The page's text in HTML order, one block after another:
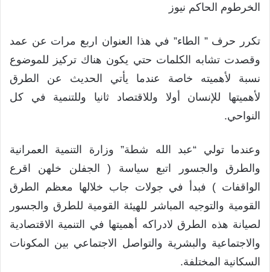
الخرطوم الحاكم نيوز
تكرر حرف ” الطاء” في هذا العنوان اربع مرات عن عمد
وقصدت تشابه الكلمات حتي يكون هناك تركيز للموضوع
نسبة لأهميته خاصة عندما يأتي الحديث عن الطرق
لأهميتها للإنسان أولا وللاقتصاد ثانيا وللتنمية في كل
النواحي.
وعندما تولي “عبد الله شطة” وزارة التنمية العمرانية
والطرق والجسور اتبع سياسة ( الجفلن خلهن اقرع
الواقفات ) فبدأ في جولات جاب خلالها معظم الطرق
القومية والتوجيه المباشر للهيئة القومية للطرق والجسور
لصيانة هذه الطرق لادراكه أهميتها في التنمية الاقتصادية
والاجتماعية والبشرية والتواصل الاجتماعي بين المكونات
السكانية المختلفة.